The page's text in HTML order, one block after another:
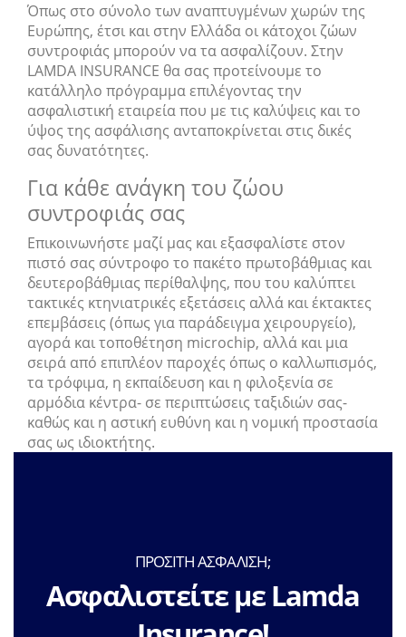
Όπως στο σύνολο των αναπτυγμένων χωρών της
Ευρώπης, έτσι και στην Ελλάδα οι κάτοχοι ζώων
συντροφιάς μπορούν να τα ασφαλίζουν. Στην
LAMDA INSURANCE θα σας προτείνουμε το
κατάλληλο πρόγραμμα επιλέγοντας την
ασφαλιστική εταιρεία που με τις καλύψεις και το
ύψος της ασφάλισης ανταποκρίνεται στις δικές
σας δυνατότητες.
Για κάθε ανάγκη του ζώου
συντροφιάς σας
Επικοινωνήστε μαζί μας και εξασφαλίστε στον
πιστό σας σύντροφο το πακέτο πρωτοβάθμιας και
δευτεροβάθμιας περίθαλψης, που του καλύπτει
τακτικές κτηνιατρικές εξετάσεις αλλά και έκτακτες
επεμβάσεις (όπως για παράδειγμα χειρουργείο),
αγορά και τοποθέτηση microchip, αλλά και μια
σειρά από επιπλέον παροχές όπως ο καλλωπισμός,
τα τρόφιμα, η εκπαίδευση και η φιλοξενία σε
αρμόδια κέντρα- σε περιπτώσεις ταξιδιών σας-
καθώς και η αστική ευθύνη και η νομική προστασία
σας ως ιδιοκτήτης.
ΠΡΟΣΙΤΗ ΑΣΦΑΛΙΣΗ;
Ασφαλιστείτε με Lamda